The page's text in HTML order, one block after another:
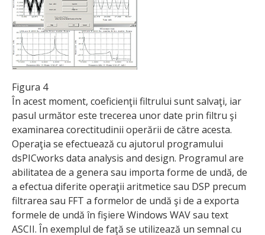
Figura 4
În acest moment, coeficienţii filtrului sunt salvaţi, iar
pasul următor este trecerea unor date prin filtru şi
examinarea corectitudinii operării de către acesta.
Operaţia se efectuează cu ajutorul programului
dsPICworks data analysis and design. Programul are
abilitatea de a genera sau importa forme de undă, de
a efectua diferite operaţii aritmetice sau DSP precum
filtrarea sau FFT a formelor de undă şi de a exporta
formele de undă în fişiere Windows WAV sau text
ASCII. În exemplul de faţă se utilizează un semnal cu